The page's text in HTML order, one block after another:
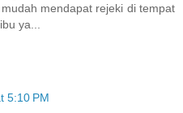
mendapat rejeki di tempat
ya...
5:10 PM